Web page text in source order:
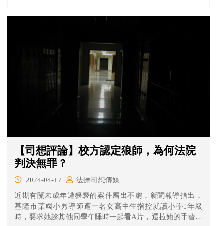
【司想評論】校方認定狼師，為何法院
判決無罪？
2024-04-17
法操司想傳媒
近期有關未成年遭猥褻的案件層出不窮，新聞報導指出，
基隆市某國小男導師遭一名女高中生指控就讀小學5年級
時，要求她趁其他同學午睡時一起看A片，還拉她的手替他